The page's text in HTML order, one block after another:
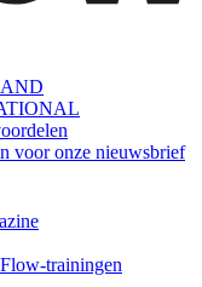
voor onze nieuwsbrief
trainingen